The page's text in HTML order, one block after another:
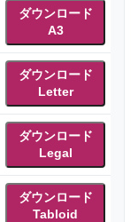
ダウンロード
A3
ダウンロード
Letter
ダウンロード
Legal
ダウンロード
Tabloid